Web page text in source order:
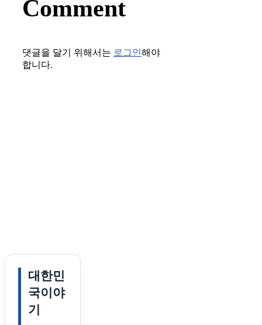
Comment
댓글을 달기 위해서는 로그인해야
합니다.
대한민
국이야
기